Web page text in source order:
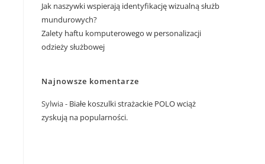
Jak naszywki wspierają identyfikację wizualną służb
mundurowych?
Zalety haftu komputerowego w personalizacji
odzieży służbowej
Najnowsze komentarze
Sylwia- Białe koszulki strażackie POLO wciąż
zyskują na popularności.